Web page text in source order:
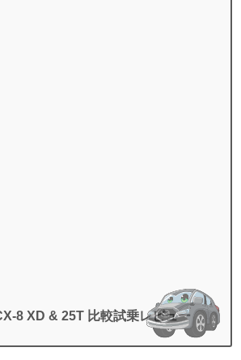
8 XD & 25T 比較試乗レビュー